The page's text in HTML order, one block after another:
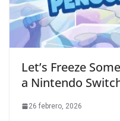
Let’s Freeze
a Nintendo
26 febrero, 2026